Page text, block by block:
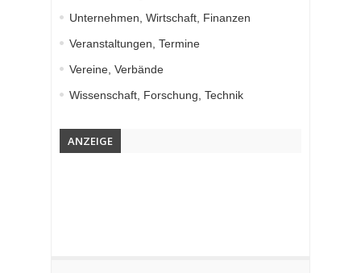
Unternehmen, Wirtschaft, Finanzen
Veranstaltungen, Termine
Vereine, Verbände
Wissenschaft, Forschung, Technik
ANZEIGE